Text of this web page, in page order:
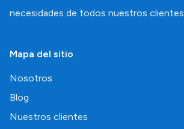
necesidades de todos nuestros clientes.
Mapa del sitio
Nosotros
Blog
Nuestros clientes